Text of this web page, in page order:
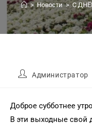
> Новости > С
Администратор
Доброе субботнее
В эти выходные свой